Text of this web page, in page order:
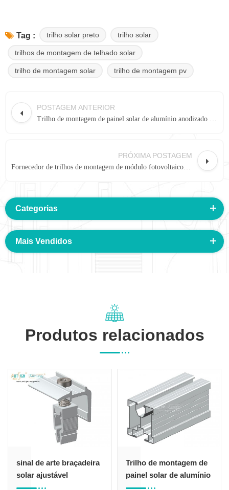
Tag : trilho solar preto trilho solar
trilhos de montagem de telhado solar
trilho de montagem solar trilho de montagem pv
POSTAGEM ANTERIOR
PRÓXIMA POSTAGEM
Categorias
Mais Vendidos
Produtos relacionados
arte braçadeira
Trilho de montagem de
painel solar de alumínio
anodizado SR06#
Trilho
painel